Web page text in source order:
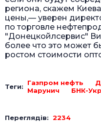
региона, скажем
цены,— уверен
по торговле
"Донецкойлсервис"
более что это может
ростом стоимости
Теги: Газпром нефть
Марунич
БНК-
Переглядів: 2234